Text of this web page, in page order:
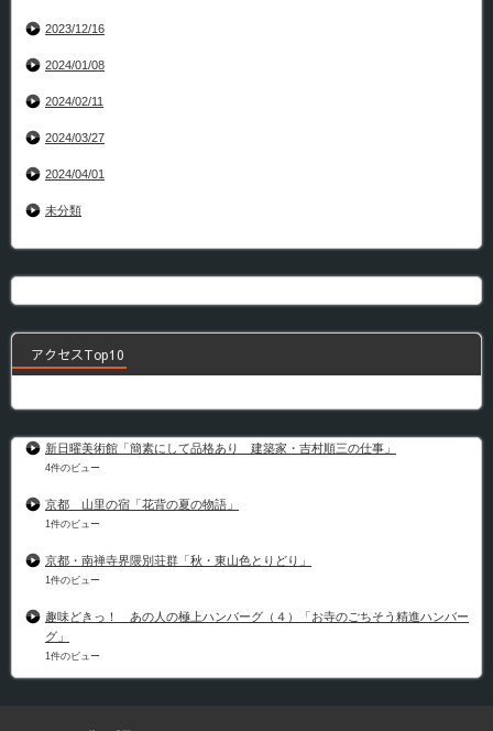
2023/12/16
2024/01/08
2024/02/11
2024/03/27
2024/04/01
未分類
アクセスTop10
新日曜美術館「簡素にして品格あり 建築家・吉村順三の仕事」
4件のビュー
京都 山里の宿「花背の夏の物語」
1件のビュー
京都・南禅寺界隈別荘群「秋・東山色とりどり」
1件のビュー
趣味どきっ！ あの人の極上ハンバーグ（４）「お寺のごちそう精進ハンバー
グ」
1件のビュー